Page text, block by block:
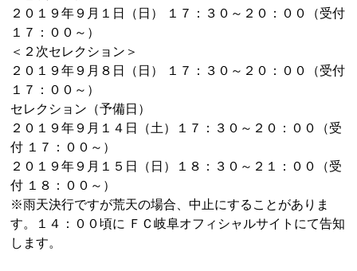
２０１９年９月１日（日） １７：３０～２０：００（受付
１７：００～）
＜２次セレクション＞
２０１９年９月８日（日） １７：３０～２０：００（受付
１７：００～）
セレクション（予備日）
２０１９年９月１４日（土）１７：３０～２０：００（受
付 １７：００～）
２０１９年９月１５日（日）１８：３０～２１：００（受
付 １８：００～）
※雨天決行ですが荒天の場合、中止にすることがありま
す。１４：００頃に ＦＣ岐阜オフィシャルサイトにて告知
します。